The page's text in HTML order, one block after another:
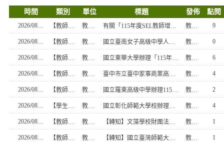
時間 類別 單位 標題 發佈 點閱
2026/08/06 【教師研習】 教學組 有關「115年度SEL教師增能培力系列專題講座（場次五）實施計畫」(地點:花蓮高商) 教務處書記 9
2026/08/06 【教師研習】 教學組 國立臺南女子高級中學人權教育資源中心辦理115學年度上學期「人權及轉型正義課程入校推廣計畫」 教務處書記 0
2026/08/06 【教師研習】 教學組 國立東華大學辦理「115年度第二期原住民族語言學分班暨學習班」課程招生 教務處書記 6
2026/08/06 【教師研習】 教學組 臺中市立臺中家事商業高級中等學校辦理「115年度創新教學線上工作坊」 教務處書記 4
2026/08/06 【教師研習】 教學組 國立羅東高級中學辦理115學年度生命教育「模組式課程」與「多元評量與學習歷程檔案設計」研習 教務處書記 2
2026/08/05 【學生研習】 教學組 國立彰化師範大學校辦理「115年至116年普通暨技術型高 中物理適性教學教材開發計畫」之「物理暑假自主學習啟 航站」，請學生踴躍參加 教務處書記 4
2026/08/05 【教師研習】 教學組 【轉知】文藻學校財團法人文藻外語大學與南一區學校共同辦理「職人培育 校企同行：115年南一區共通職能經驗分享座談會（外語群＆商管群） 教務處書記 1
2026/08/04 【教師研習】 教學組 【轉知】國立臺灣師範大學「高級中等學校學習扶助教師教學增能暨區域策略聯盟諮詢輔導支持系統計畫」辦理「115年高級中等學校學習扶助教學（含數位融入）教師增能初階研習」 教務處書記 1